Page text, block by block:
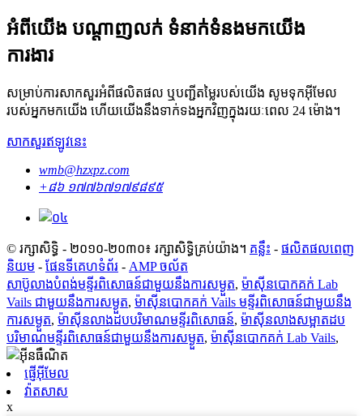
អំពីយើង បណ្តាញលក់ ទំនាក់ទំនងមកយើង
ការងារ
សម្រាប់ការសាកសួរអំពីផលិតផល ឬបញ្ជីតម្លៃរបស់យើង សូមទុកអ៊ីមែល
របស់អ្នកមកយើង ហើយយើងនឹងទាក់ទងអ្នកវិញក្នុងរយៈពេល 24 ម៉ោង។
សាកសួរឥឡូវនេះ
wmb@hzxpz.com
+៨៦ ១៧៧៦៧១៧៩៨៩៥
© រក្សាសិទ្ធិ - ២០១០-២០៣០៖ រក្សាសិទ្ធិគ្រប់យ៉ាង។ គន្លឹះ - ផលិតផលពេញ
និយម - ផែនទីគេហទំព័រ - AMP ចល័ត
សាប៊ូលាងបំពង់មន្ទីរពិសោធន៍ជាមួយនឹងការសម្ងួត, ម៉ាស៊ីនបោកគក់ Lab
Vails ជាមួយនឹងការសម្ងួត, ម៉ាស៊ីនបោកគក់ Vails មន្ទីរពិសោធន៍ជាមួយនឹង
ការសម្ងួត, ម៉ាស៊ីនលាងដបបរិមាណមន្ទីរពិសោធន៍, ម៉ាស៊ីនលាងសម្អាតដប
បរិមាណមន្ទីរពិសោធន៍ជាមួយនឹងការសម្ងួត, ម៉ាស៊ីនបោកគក់ Lab Vails,
ផ្ញើអ៊ីមែល
វ៉ាតសាស
x